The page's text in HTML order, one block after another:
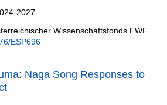
2027
Wissenschaftsfonds FWF
ESP696
Naga Song Responses to